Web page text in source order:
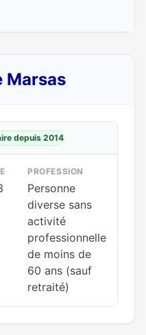
Marsas
depuis 2014
PROFESSION
Personne
diverse sans
activité
professionnelle
de moins de
60 ans (sauf
retraité)